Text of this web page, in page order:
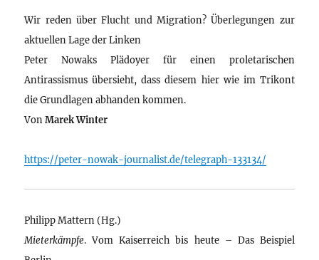
Wir reden über Flucht und Migration? Überlegungen zur
aktuellen Lage der Linken
Peter Nowaks Plädoyer für einen proletarischen
Antirassismus übersieht, dass diesem hier wie im Trikont
die Grundlagen abhanden kommen.
VonMarek Winter
https://peter-nowak-journalist.de/telegraph-133134/
Philipp Mattern (Hg.)
Mieterkämpfe. Vom Kaiserreich bis heute – Das Beispiel